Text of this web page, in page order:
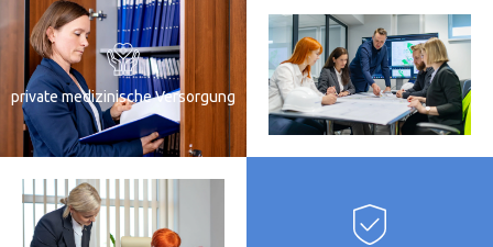
private medizinische Versorgung